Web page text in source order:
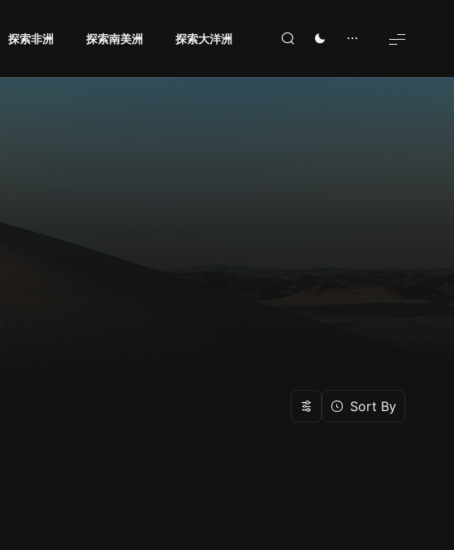
探索非洲 探索南美洲 探索大洋洲
Sort By